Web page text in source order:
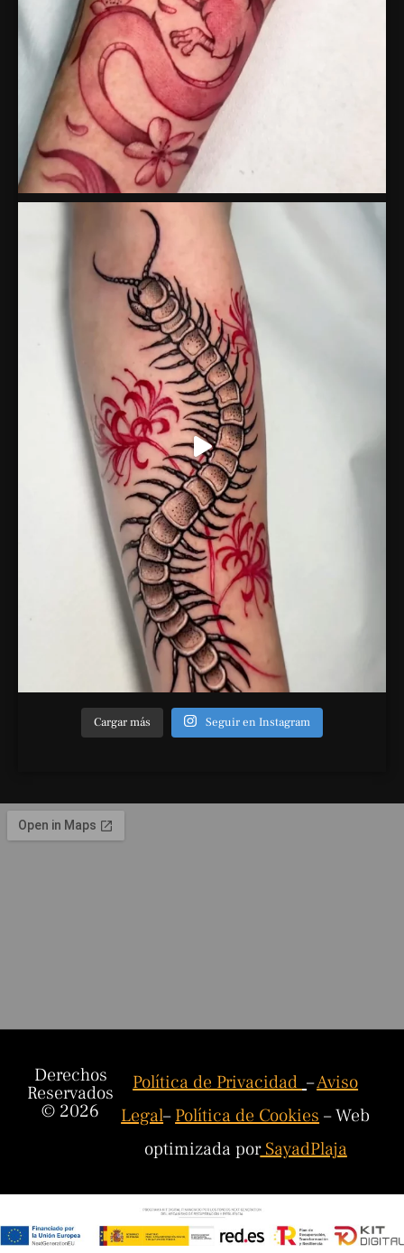
Cargar más Seguir en Instagram
Derechos
Reservados
© 2026
Política de Privacidad–Aviso
Legal–Política de Cookies– Web
optimizada porSayadPlaja